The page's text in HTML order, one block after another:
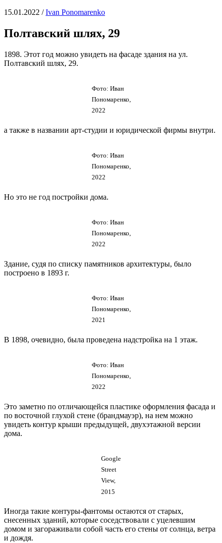
15.01.2022 /Іvan Ponomarenko
Полтавский шлях, 29
1898. Этот год можно увидеть на фасаде здания на ул.
Полтавский шлях, 29.
Фото: Иван
Пономаренко,
2022
а также в названии арт-студии и юридической фирмы внутри.
Фото: Иван
Пономаренко,
2022
Но это не год постройки дома.
Фото: Иван
Пономаренко,
2022
Здание, судя по списку памятников архитектуры, было
построено в 1893 г.
Фото: Иван
Пономаренко,
2021
В 1898, очевидно, была проведена надстройка на 1 этаж.
Фото: Иван
Пономаренко,
2022
Это заметно по отличающейся пластике оформления фасада и
по восточной глухой стене (брандмауэр), на нем можно
увидеть контур крыши предыдущей, двухэтажной версии
дома.
Google
Street
View,
2015
Иногда такие контуры-фантомы остаются от старых,
снесенных зданий, которые соседствовали с уцелевшим
домом и загораживали собой часть его стены от cолнца, ветра
и дождя.